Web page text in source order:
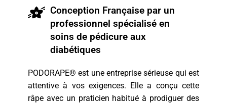
Conception Française par un
professionnel spécialisé en
soins de pédicure aux
diabétiques
PODORAPE® est une entreprise sérieuse qui est
attentive à vos exigences. Elle a conçu cette
râpe avec un praticien habitué à prodiguer des